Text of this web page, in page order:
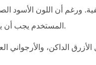
المستخدم يجب أن يتمتع بعمق مكافئ أو بكثافة تتراوح بين 70-90% على مقياس السطوع.
الأزرق الداكن،